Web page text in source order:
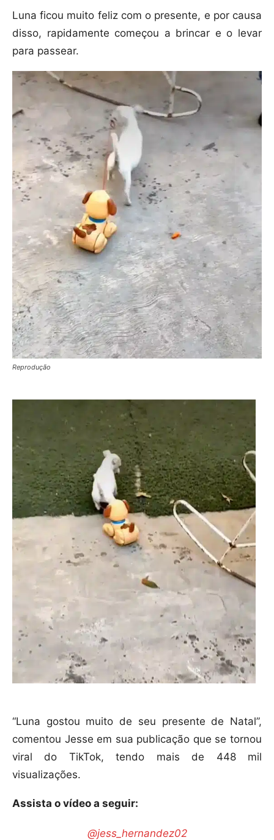
Luna ficou muito feliz com o presente, e por causa
disso, rapidamente começou a brincar e o levar
para passear.
Reprodução
“Luna gostou muito de seu presente de Natal”,
comentou Jesse em sua publicação que se tornou
viral do TikTok, tendo mais de 448 mil
visualizações.
Assista o vídeo a seguir:
@jess_hernandez02